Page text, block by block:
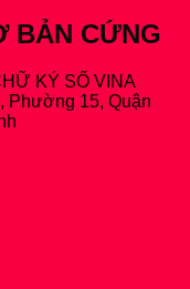
BẢN CỨNG
KÝ SỐ VINA
Phường 15, Quận